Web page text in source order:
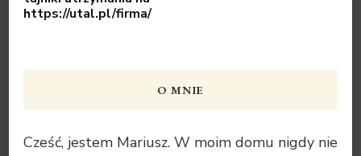
https://utal.pl/firma/
O MNIE
Cześć, jestem Mariusz. W moim domu nigdy nie